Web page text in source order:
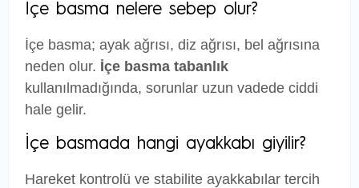
İçe basma nelere sebep olur?
İçe basma; ayak ağrısı, diz ağrısı, bel ağrısına
neden olur. İçe basma tabanlık
kullanılmadığında, sorunlar uzun vadede ciddi
hale gelir.
İçe basmada hangi ayakkabı giyilir?
Hareket kontrolü ve stabilite ayakkabılar tercih